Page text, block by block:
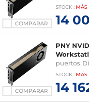
COMPARAR
RTX PRO
STOCK : MÁS
14
COMPARAR
PNY
puertos
RTX PRO
STOCK : MÁS
14